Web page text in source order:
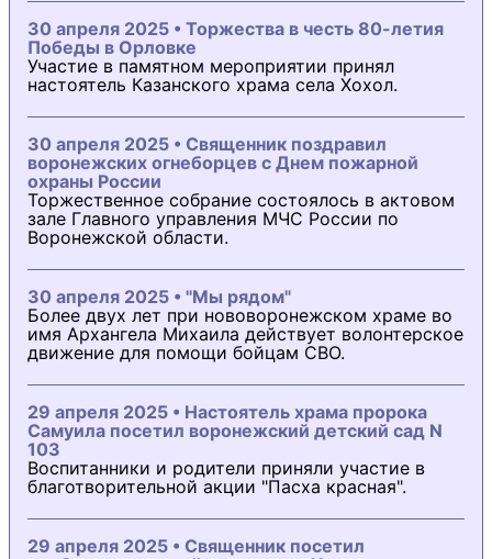
30 апреля 2025 • Торжества в честь 80-летия
Победы в Орловке
Участие в памятном мероприятии принял
настоятель Казанского храма села Хохол.
30 апреля 2025 • Священник поздравил
воронежских огнеборцев с Днем пожарной
охраны России
Торжественное собрание состоялось в актовом
зале Главного управления МЧС России по
Воронежской области.
30 апреля 2025 • "Мы рядом"
Более двух лет при нововоронежском храме во
имя Архангела Михаила действует волонтерское
движение для помощи бойцам СВО.
29 апреля 2025 • Настоятель храма пророка
Самуила посетил воронежский детский сад N
103
Воспитанники и родители приняли участие в
благотворительной акции "Пасха красная".
29 апреля 2025 • Священник посетил